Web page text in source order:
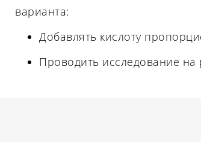
варианта:
Добавлять кислоту
Проводить исследование